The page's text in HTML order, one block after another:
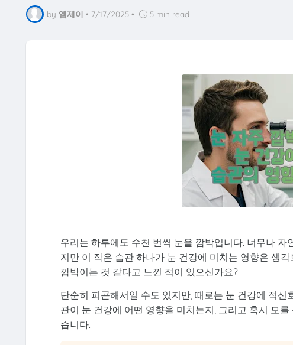
by 엠제이 • 7/17/2025 • 5 min read
우리는 하루에도 수천 번씩 눈을 깜박입니다. 너무나
지만 이 작은 습관 하나가 눈 건강에 미치는 영향은 생
깜박이는 것 같다고 느낀 적이 있으신가요?
단순히 피곤해서일 수도 있지만, 때로는 눈 건강에 적
관이 눈 건강에 어떤 영향을 미치는지, 그리고 혹시 모
습니다.